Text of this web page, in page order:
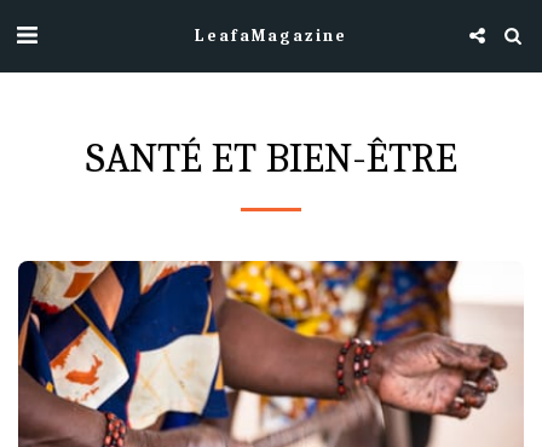
LeafaMagazine
SANTÉ ET BIEN-ÊTRE